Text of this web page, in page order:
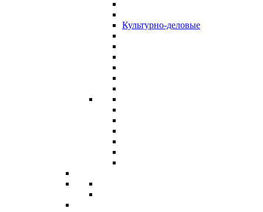
Культурно-деловые